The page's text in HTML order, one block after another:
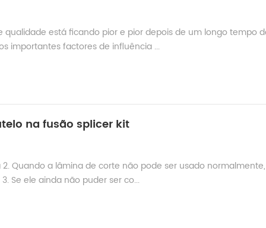
está ficando pior e pior depois de um longo tempo
importantes factores de influência ...
na fusão splicer kit
Quando a lâmina de corte não pode ser usado
Se ele ainda não puder ser co...